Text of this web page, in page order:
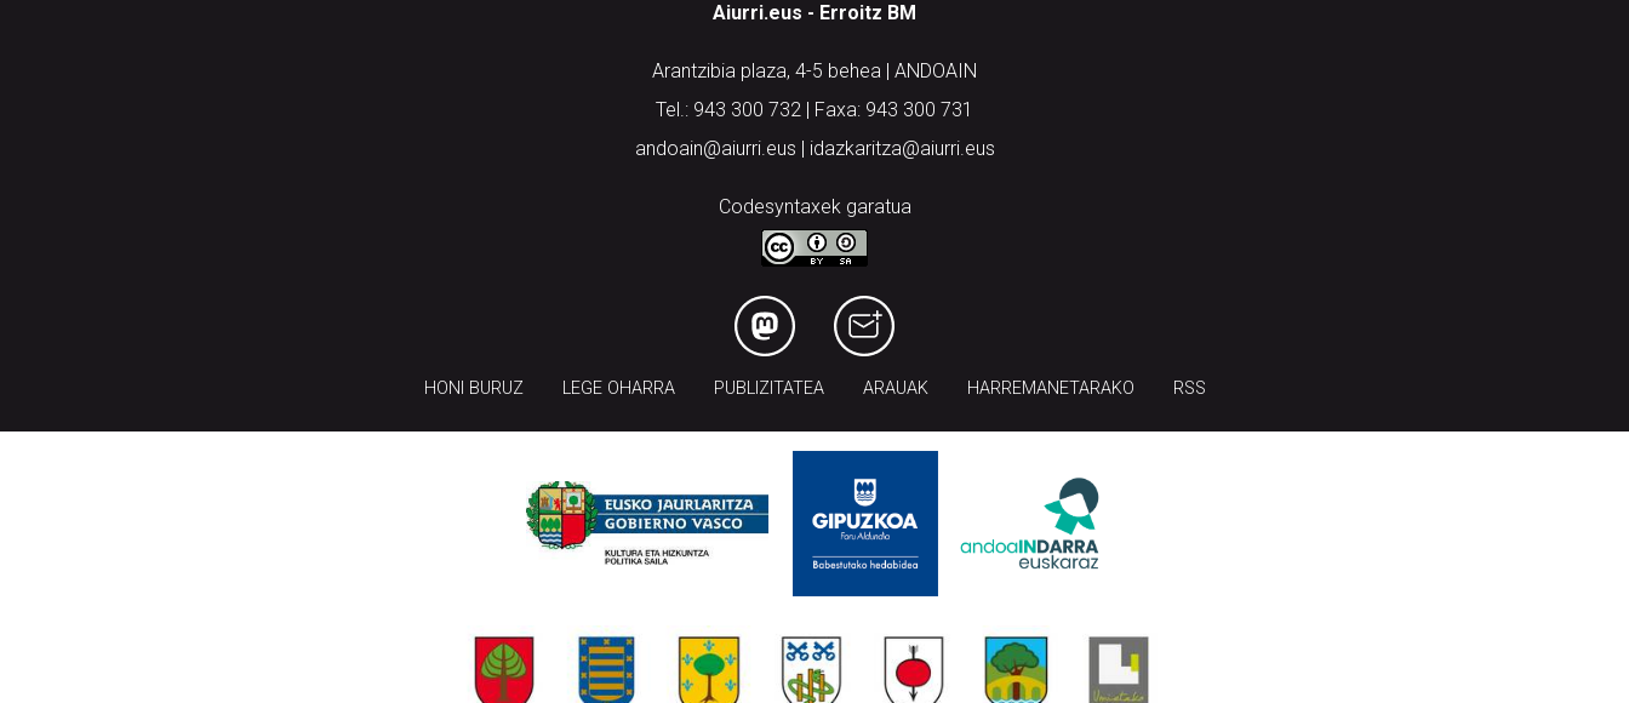
Aiurri.eus - Erroitz BM
Arantzibia plaza, 4-5 behea | ANDOAIN
Tel.: 943 300 732 | Faxa: 943 300 731
andoain@aiurri.eus | idazkaritza@aiurri.eus
Codesyntaxek garatua
HONI BURUZ LEGE OHARRA PUBLIZITATEA ARAUAK HARREMANETARAKO RSS